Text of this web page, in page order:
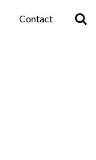
Contact